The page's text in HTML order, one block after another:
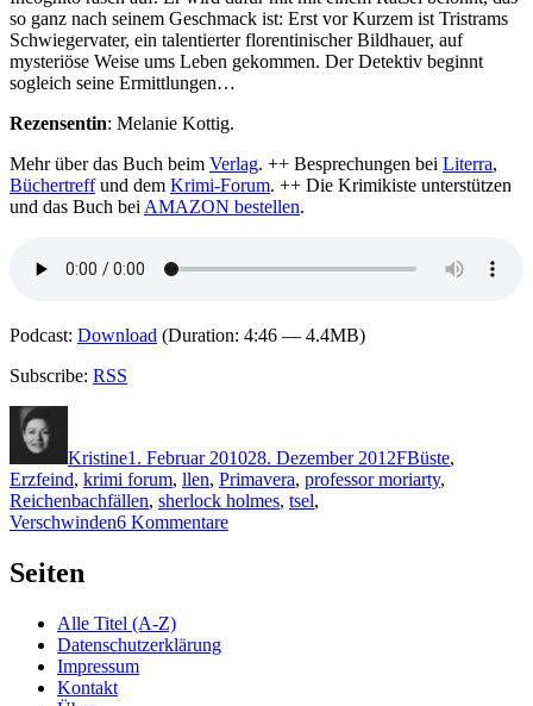
so ganz nach seinem Geschmack ist: Erst vor Kurzem ist Tristrams
Schwiegervater, ein talentierter florentinischer Bildhauer, auf
mysteriöse Weise ums Leben gekommen. Der Detektiv beginnt
sogleich seine Ermittlungen…
Rezensentin: Melanie Kottig.
Mehr über das Buch beim Verlag. ++ Besprechungen bei Literra,
Büchertreffund dem Krimi-Forum. ++ Die Krimikiste unterstützen
und das Buch bei AMAZON bestellen.
Podcast: Download (Duration: 4:46 — 4.4MB)
Subscribe: RSS
Kristine1. Februar 201028. Dezember 2012FBüste,
Erzfeind, krimi forum, llen, Primavera, professor moriarty,
Reichenbachfällen, sherlock holmes, tsel,
Verschwinden6 Kommentarezu
Seiten
Alle Titel (A-Z)
Datenschutzerklärung
Impressum
Kontakt